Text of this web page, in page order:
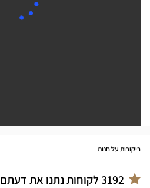
ביקורות על חנות
3192לקוחות נתנו את דעתם